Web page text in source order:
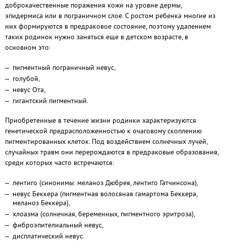
доброкачественные поражения кожи на уровне дермы,
эпидермиса или в пограничном слое. С ростом ребенка многие из
них формируются в предраковое состояние, поэтому удалением
таких родинок нужно заняться еще в детском возрасте, в
основном это:
пигментный пограничный невус,
голубой,
невус Ота,
гигантский пигментный.
Приобретенные в течение жизни родинки характеризуются
генетической предрасположенностью к очаговому скоплению
пигментированных клеток. Под воздействием солнечных лучей,
случайных травм они перерождаются в предраковые образования,
среди которых часто встречаются:
лентиго (синонимы: меланоз Дюбрея, лентиго Гатчинсона),
невус Беккера (пигментная волосяная гамартома Беккера,
меланоз Беккера),
хлоазма (солнечная, беременных, пигментного эритроза),
фиброэпителиальный невус,
дисплатический невус.